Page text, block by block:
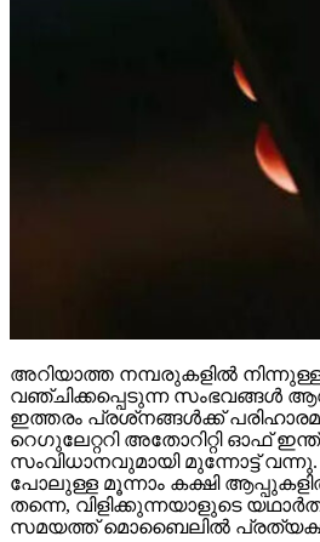
അറിയാത്ത നമ്പരുകളില്‍
വഞ്ചിക്കപ്പെടുന്ന സംഭവങ്ങള്‍
ഇത്തരം പ്രശ്‌നങ്ങള്‍ക്ക്
റെഗുലേറ്ററി അതോറിറ്റി ഓഫ്
സംവിധാനവുമായി മുന്നോട്ട്
പോലുള്ള മൂന്നാം കക്ഷി
തന്നെ, വിളിക്കുന്നയാളുടെ
സമയത്ത് മൊബൈലില്‍